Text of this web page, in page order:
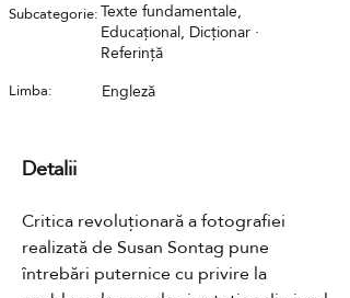
Subcategorie:Texte fundamentale,
Educațional, Dicționar ·
Referință
Limba: Engleză
Detalii
Critica revoluționară a fotografiei
realizată de Susan Sontag pune
întrebări puternice cu privire la